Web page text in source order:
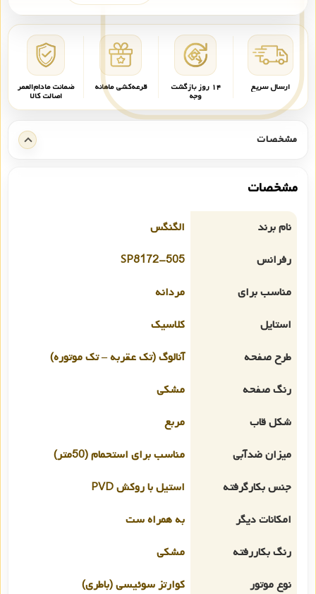
ارسال سریع ۱۴ روز بازگشت
وجه
قرعه‌کشی ماهانه ضمانت مادام‌العمر
اصالت کالا
مشخصات
مشخصات
نام برند
الگنگس
رفرانس
SP8172-505
مناسب برای
مردانه
استایل
کلاسیک
طرح صفحه
آنالوگ (تک عقربه – تک موتوره)
رنگ صفحه
مشکی
شکل قاب
مربع
میزان ضدآبی
مناسب برای استحمام (50متر)
جنس بکارگرفته
استیل با روکش PVD
امکانات دیگر
به همراه ست
رنگ بکاررفته
مشکی
نوع موتور
کوارتز سوئیسی (باطری)